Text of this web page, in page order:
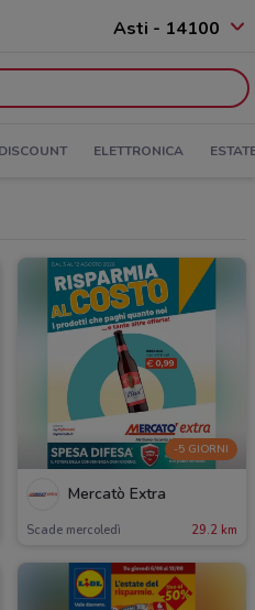
Asti - 14100
DISCOUNT ELETTRONICA
-5 GIORNI
Mercatò Extra
Scade mercoledì 29.2 km